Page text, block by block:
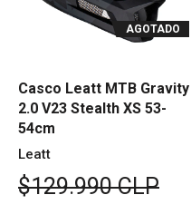
AGOTADO
Casco Leatt MTB Gravity
2.0 V23 Stealth XS 53-
54cm
Leatt
$129.990 CLP